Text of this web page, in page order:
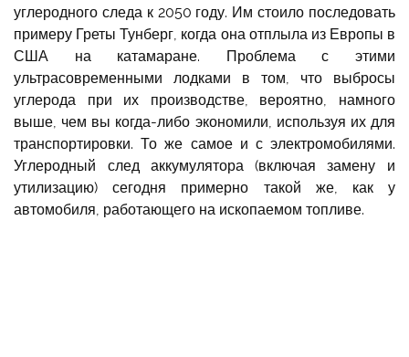
углеродного следа к 2050 году. Им стоило последовать
примеру Греты Тунберг, когда она отплыла из Европы в
США на катамаране. Проблема с этими
ультрасовременными лодками в том, что выбросы
углерода при их производстве, вероятно, намного
выше, чем вы когда-либо экономили, используя их для
транспортировки. То же самое и с электромобилями.
Углеродный след аккумулятора (включая замену и
утилизацию) сегодня примерно такой же, как у
автомобиля, работающего на ископаемом топливе.